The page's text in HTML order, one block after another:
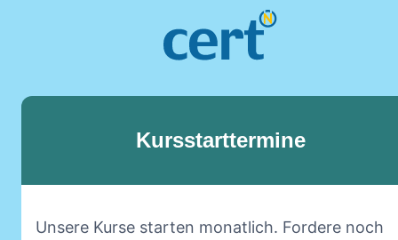
Kursstarttermine
Unsere Kurse starten monatlich. Fordere noch